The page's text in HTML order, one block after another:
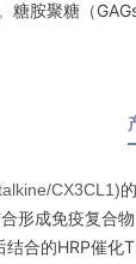
糖胺聚糖（
CX3CL1)
成免疫复合
合的HRP催